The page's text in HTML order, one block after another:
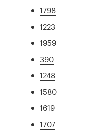
1798
1223
1959
390
1248
1580
1619
1707